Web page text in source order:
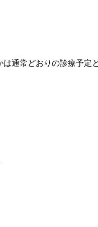
通常どおりの診療予定